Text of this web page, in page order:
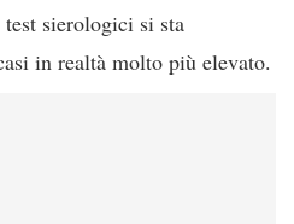
sierologici si sta
in realtà molto più elevato.